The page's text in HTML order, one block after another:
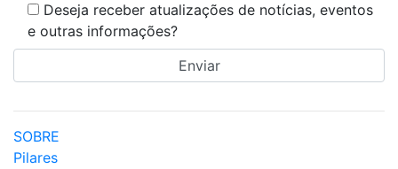
Deseja receber atualizações de notícias, eventos
e outras informações?
SOBRE
Pilares